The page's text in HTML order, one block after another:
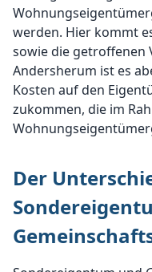
werden. Hier kommt
sowie die getroffenen
Andersherum ist es
Kosten auf den
zukommen, die im
Der